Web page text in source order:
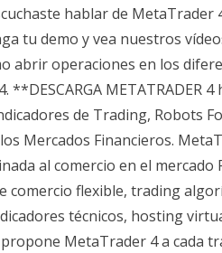
hablar de
tu demo y vea nuestros
abrir operaciones en los
METATRADER
de Trading, Robots
Mercados Financieros.
al comercio en el mercado
comercio flexible, trading
técnicos, hosting
MetaTrader 4 a cada